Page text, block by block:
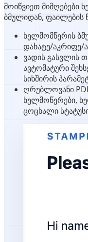
მოიწვიეთ
ბმულიდან, ფაილების
ხელმომწერის
დახატე/აკრიფე/
ვადის გასვლის
ავტომატური
სიხშირის
ღრუბლოვანი
ხელმოწერები,
ცოცხალი